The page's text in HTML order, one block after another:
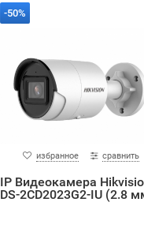
-50%
избранное сравнить
IP Видеокамера
DS-2CD2023G2-IU (2.8